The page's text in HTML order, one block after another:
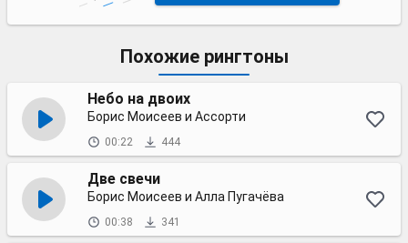
Похожие рингтоны
Небо на двоих
Борис Моисеев и Ассорти
00:22 444
Две свечи
Борис Моисеев и Алла Пугачёва
00:38 341